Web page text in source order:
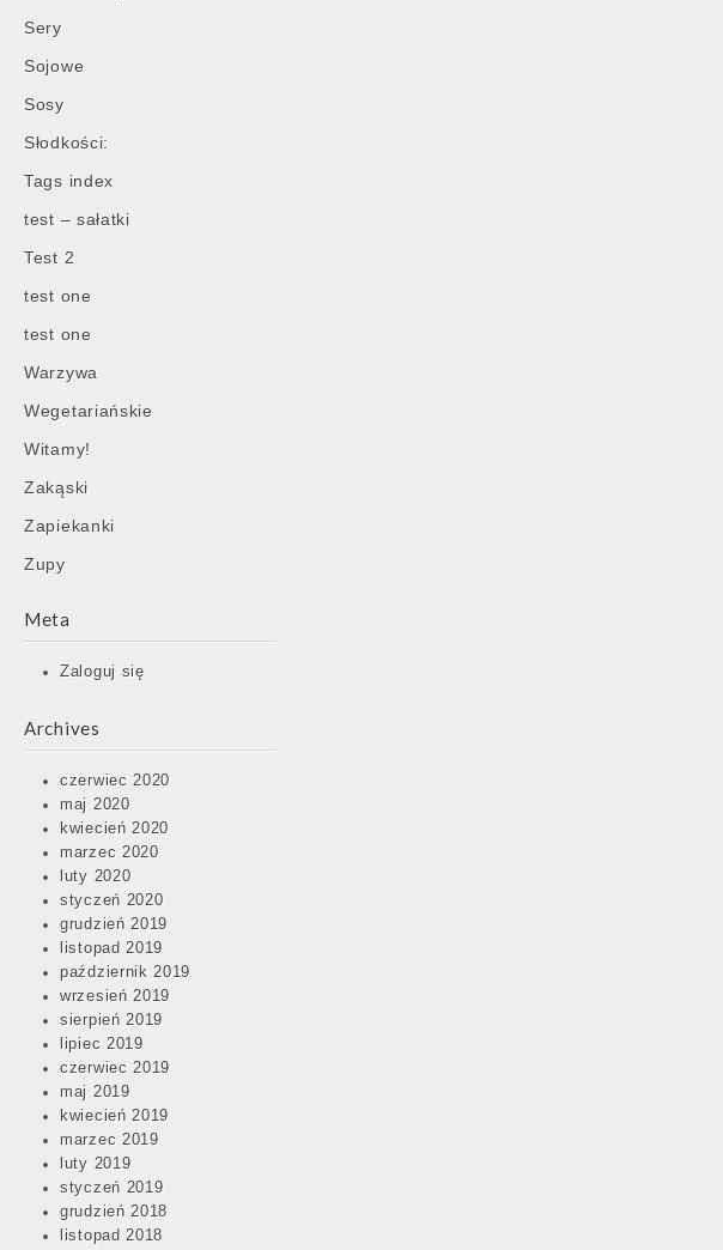
Sery
Sojowe
Sosy
Słodkości:
Tags index
test – sałatki
Test 2
test one
test one
Warzywa
Wegetariańskie
Witamy!
Zakąski
Zapiekanki
Zupy
Meta
Zaloguj się
Archives
czerwiec 2020
maj 2020
kwiecień 2020
marzec 2020
luty 2020
styczeń 2020
grudzień 2019
listopad 2019
październik 2019
wrzesień 2019
sierpień 2019
lipiec 2019
czerwiec 2019
maj 2019
kwiecień 2019
marzec 2019
luty 2019
styczeń 2019
grudzień 2018
listopad 2018